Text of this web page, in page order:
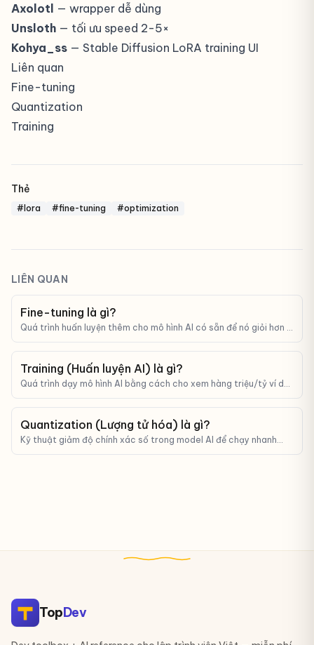
Axolotl — wrapper dễ dùng
Unsloth — tối ưu speed 2-5×
Kohya_ss — Stable Diffusion LoRA training UI
Liên quan
Fine-tuning
Quantization
Training
Thẻ
#lora #fine-tuning #optimization
LIÊN QUAN
Fine-tuning là gì?
Quá trình huấn luyện thêm cho mô hình AI có sẵn để nó giỏi hơn ở
Training (Huấn luyện AI) là gì?
Quá trình dạy mô hình AI bằng cách cho xem hàng triệu/tỷ ví dụ
Quantization (Lượng tử hóa) là gì?
Kỹ thuật giảm độ chính xác số trong model AI để chạy nhanh
TopDev